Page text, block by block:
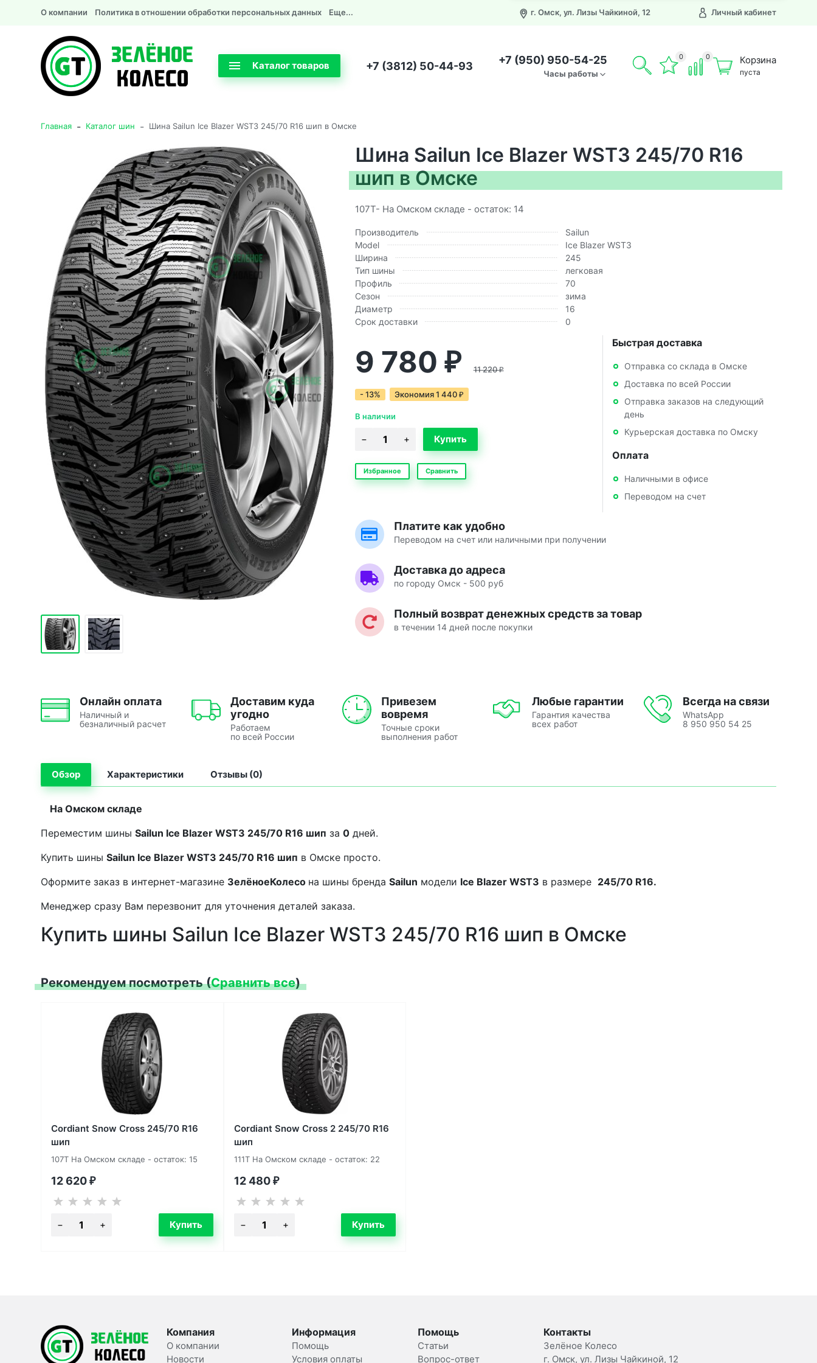
О компании Политика в отношении обработки персональных данных Еще... г. Омск, ул. Лизы Чайкиной, 12 Личный кабинет
Каталог товаров +7 (3812) 50-44-93 +7 (950) 950-54-25
Часы работы
0 0 Корзина
пуста
Главная - Каталог шин - Шина Sailun Ice Blazer WST3 245/70 R16 шип в Омске
Шина Sailun Ice Blazer WST3 245/70 R16
шип в Омске
107T- На Омском складе - остаток: 14
Производитель
Sailun
Model
Ice Blazer WST3
Ширина
245
Тип шины
легковая
Профиль
70
Сезон
зима
Диаметр
16
Срок доставки
0
9 780 ₽ 11 220₽
- 13% Экономия1 440 ₽
В наличии
Избранное Сравнить
Быстрая доставка
Отправка со склада в Омске
Доставка по всей России
Отправка заказов на следующий
день
Курьерская доставка по Омску
Оплата
Наличными в офисе
Переводом на счет
Платите как удобно
Переводом на счет или наличными при получении
Доставка до адреса
по городу Омск - 500 руб
Полный возврат денежных средств за товар
в течении 14 дней после покупки
Онлайн оплата
Наличный и
безналичный расчет
Доставим куда
угодно
Работаем
по всей России
Привезем
вовремя
Точные сроки
выполнения работ
Любые гарантии
Гарантия качества
всех работ
Всегда на связи
WhatsApp
8 950 950 54 25
Обзор Характеристики Отзывы (0)
На Омском складе
Переместим шины Sailun Ice Blazer WST3 245/70 R16 шип за 0 дней.
Купить шины Sailun Ice Blazer WST3 245/70 R16 шип в Омске просто.
Оформите заказ в интернет-магазине ЗелёноеКолесо на шины бренда Sailun модели Ice Blazer WST3 в размере 245/70 R16.
Менеджер сразу Вам перезвонит для уточнения деталей заказа.
Купить шины Sailun Ice Blazer WST3 245/70 R16 шип в Омске
Рекомендуем посмотреть (Сравнить все)
Cordiant Snow Cross 245/70 R16
шип
107T На Омском складе - остаток: 15
12 620 ₽
Cordiant Snow Cross 2 245/70 R16
шип
111T На Омском складе - остаток: 22
12 480 ₽
Компания
О компании
Новости
Информация
Помощь
Условия оплаты
Помощь
Статьи
Вопрос-ответ
Контакты
Зелёное Колесо
г. Омск, ул. Лизы Чайкиной, 12